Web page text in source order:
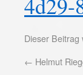
Dieser Beitrag
← Helmut